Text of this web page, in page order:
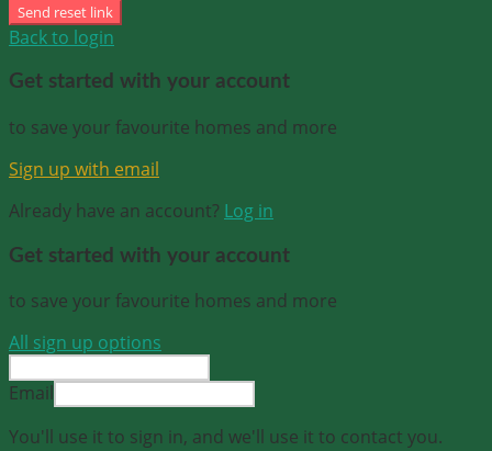
Send reset link
Back to login
Get started with your account
to save your favourite homes and more
Sign up with email
Already have an account? Log in
Get started with your account
to save your favourite homes and more
All sign up options
Email
You'll use it to sign in, and we'll use it to contact you.